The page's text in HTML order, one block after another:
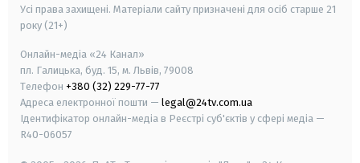
Усі права захищені. Матеріали сайту призначені для осіб старше 21
року (21+)
Онлайн-медіа «24 Канал»
пл. Галицька, буд. 15, м. Львів, 79008
Телефон +380 (32) 229-77-77
Адреса електронної пошти — legal@24tv.com.ua
Ідентифікатор онлайн-медіа в Реєстрі суб'єктів у сфері медіа —
R40-06057